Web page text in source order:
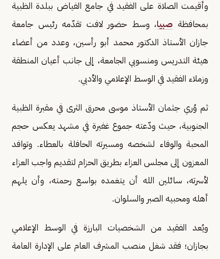
وأقيمت الصلاة على الفقيد في جامع الفياض ببلدة الظبية
بمحافظة صبيا، وسط حضور لافت تقدّمه رئيس جامعة
جازان الأستاذ الدكتور محمد أبو رأسين، وعدد من أعضاء
هيئة التدريس ومنسوبي الجامعة، إلى جانب أعيان المنطقة
وزملاء الفقيد في الوسط الإعلامي والأدبي.
ثم وُري جثمان الأستاذ موسى محرق الثرى في مقبرة الظبية
الجنوبية، حيث ودّعته جموع غفيرة في مشهد يعكس حجم
المحبة والوفاء لشخصه ومسيرته الحافلة بالعطاء. وتوافد
المعزون إلى مجلس العزاء بطريق الحزام لتقديم واجب العزاء
لأسرته، سائلين الله أن يتغمده بواسع رحمته، وأن يلهم
أهله ومحبيه الصبر والسلوان.
ويُعد الفقيد من الشخصيات البارزة في الوسط الإعلامي
بجازان؛ فقد شغل منصب المشرف العام على الإدارة العامة